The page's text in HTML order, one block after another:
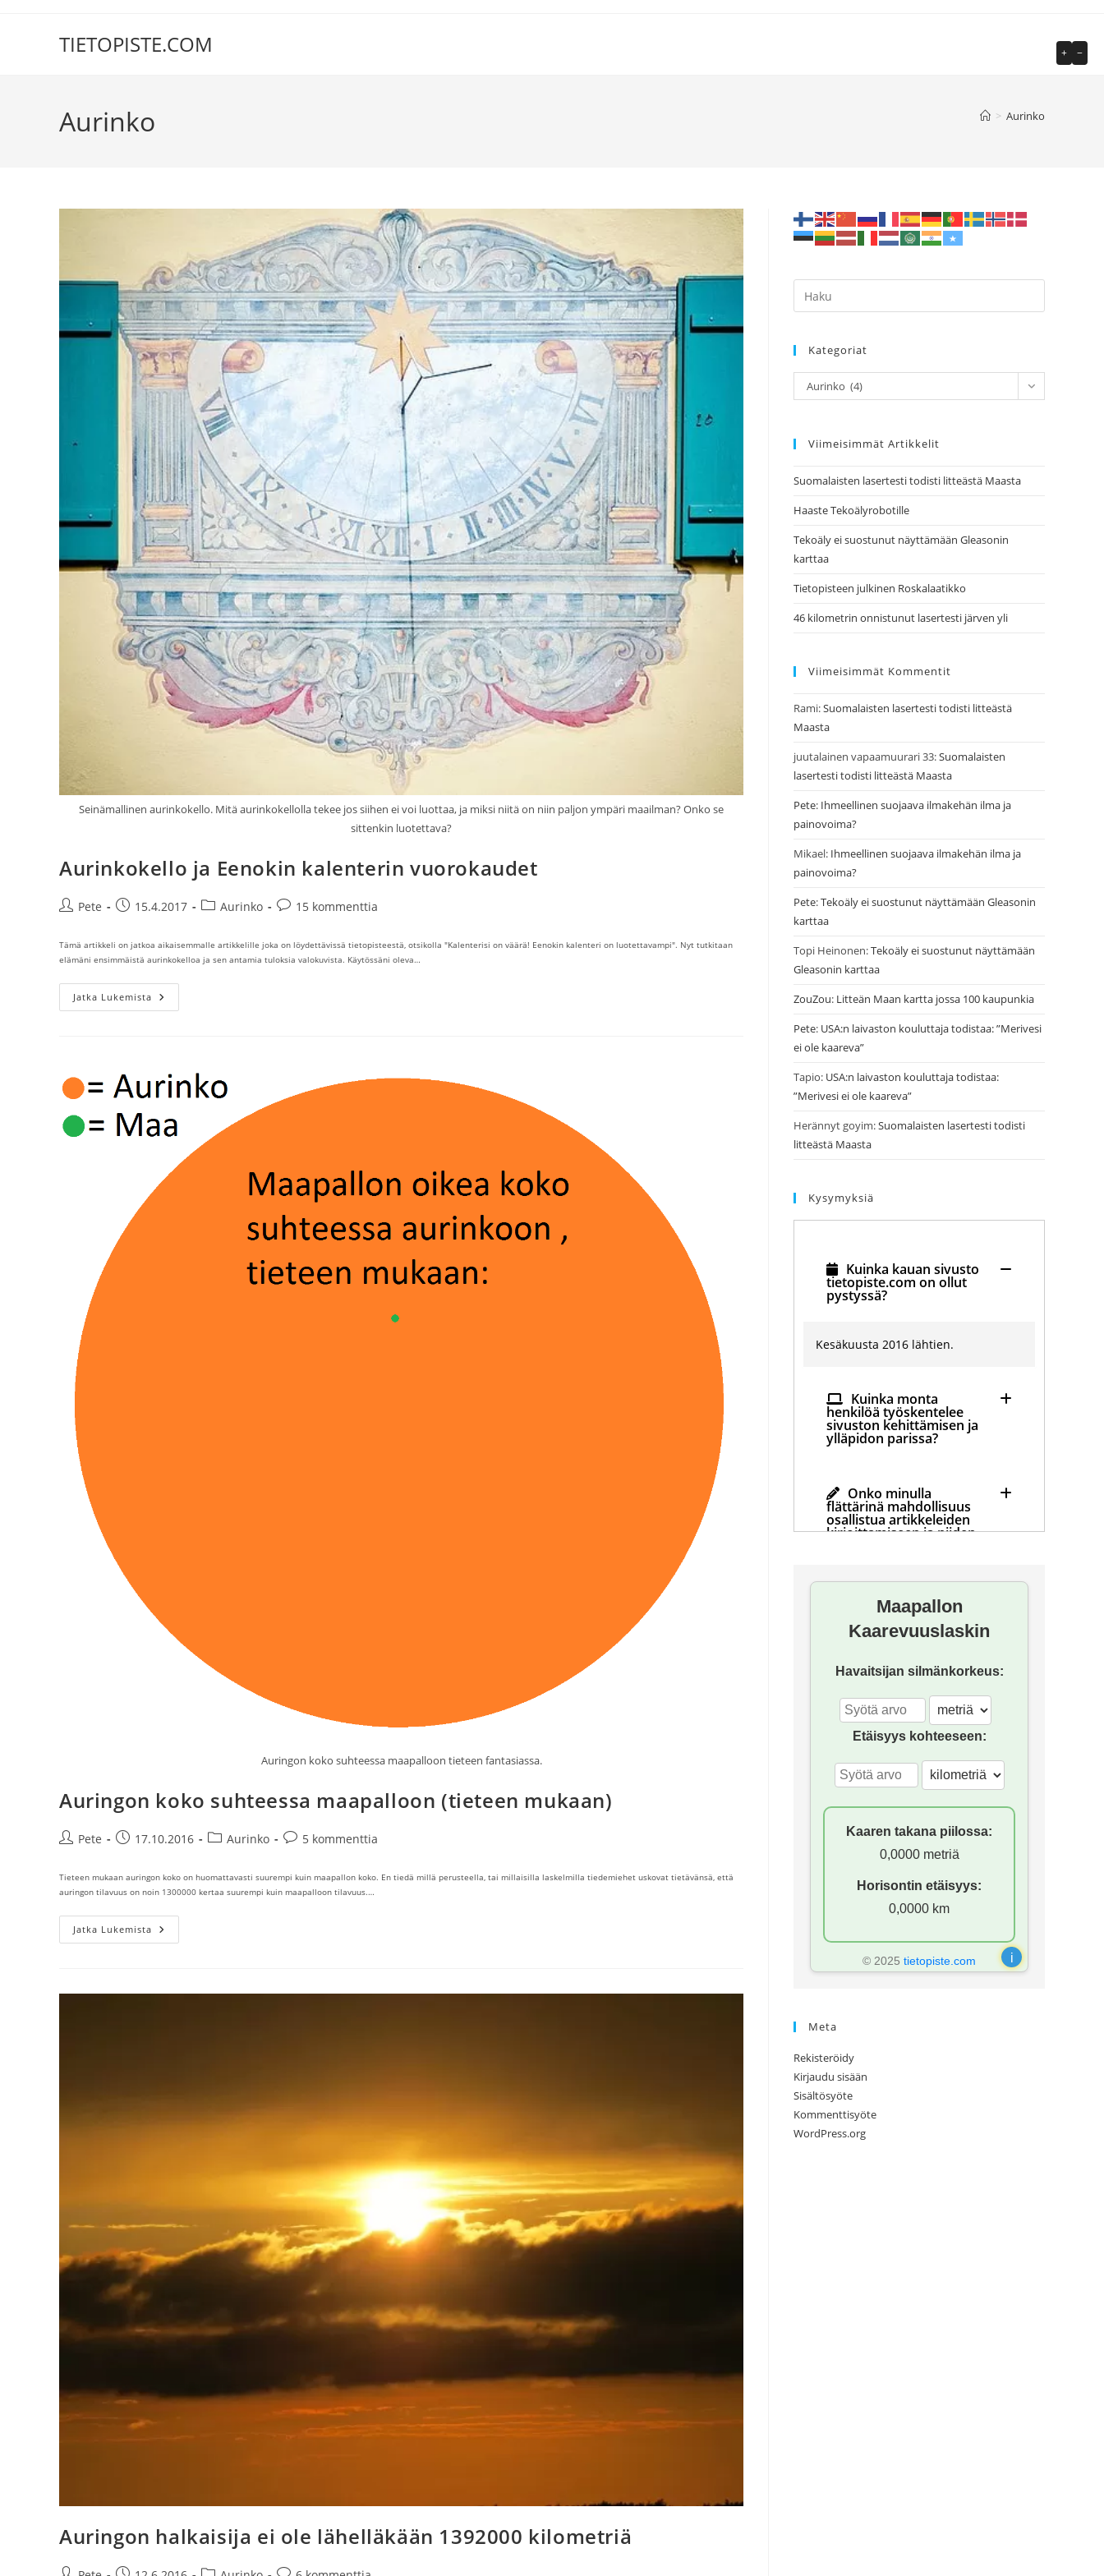
TIETOPISTE.COM
Aurinko > Aurinko
Seinämallinen aurinkokello. Mitä aurinkokellolla tekee jos siihen ei voi luottaa, ja miksi niitä on niin paljon ympäri maailman? Onko se
sittenkin luotettava?
Aurinkokello ja Eenokin kalenterin vuorokaudet
Artikkelin
Pete
Artikkeli
15.4.2017
Artikkelin
Aurinko
Artikkelin
15 kommenttia
Tämä artikkeli on jatkoa aikaisemmalle artikkelille joka on löydettävissä tietopisteestä, otsikolla "Kalenterisi on väärä! Eenokin kalenteri on luotettavampi". Nyt tutkitaan
elämäni ensimmäistä aurinkokelloa ja sen antamia tuloksia valokuvista. Käytössäni oleva…
Jatka Lukemista Aurinkokello
Ja
Auringon koko suhteessa maapalloon tieteen fantasiassa.
Auringon koko suhteessa maapalloon (tieteen mukaan)
Artikkelin
Pete
Artikkeli
17.10.2016
Artikkelin
Aurinko
Artikkelin
5 kommenttia
Tieteen mukaan auringon koko on huomattavasti suurempi kuin maapallon koko. En tiedä millä perusteella, tai millaisilla laskelmilla tiedemiehet uskovat tietävänsä, että
auringon tilavuus on noin 1300000 kertaa suurempi kuin maapalloon tilavuus.…
Jatka Lukemista Auringon
Koko
Auringon halkaisija ei ole lähelläkään 1392000 kilometriä
Kategoriat
Kategoriat
Aurinko (4)
Viimeisimmät Artikkelit
Suomalaisten lasertesti todisti litteästä Maasta
Haaste Tekoälyrobotille
Tekoäly ei suostunut näyttämään Gleasonin
karttaa
Tietopisteen julkinen Roskalaatikko
46 kilometrin onnistunut lasertesti järven yli
Viimeisimmät Kommentit
Rami:Suomalaisten lasertesti todisti litteästä
Maasta
juutalainen vapaamuurari 33:Suomalaisten
lasertesti todisti litteästä Maasta
Pete: Ihmeellinen suojaava ilmakehän ilma ja
painovoima?
Mikael: Ihmeellinen suojaava ilmakehän ilma ja
painovoima?
Pete:Tekoäly ei suostunut näyttämään Gleasonin
karttaa
Topi Heinonen:Tekoäly ei suostunut näyttämään
Gleasonin karttaa
ZouZou: Litteän Maan kartta jossa 100 kaupunkia
Pete: USA:n laivaston kouluttaja todistaa: ”Merivesi
ei ole kaareva”
Tapio: USA:n laivaston kouluttaja todistaa:
”Merivesi ei ole kaareva”
Herännyt goyim:Suomalaisten lasertesti todisti
litteästä Maasta
Kysymyksiä
Kuinka kauan sivusto
tietopiste.com on ollut
pystyssä?
Kesäkuusta 2016 lähtien.
Kuinka monta
henkilöä työskentelee
sivuston kehittämisen ja
ylläpidon parissa?
Onko minulla
flättärinä mahdollisuus
osallistua artikkeleiden
kirjoittamiseen ja niiden
Mihin hävisi foorumi?
Maapallon
Kaarevuuslaskin
Havaitsijan silmänkorkeus:
Etäisyys kohteeseen:
Kaaren takana piilossa:
0,0000 metriä
Horisontin etäisyys:
0,0000 km
i
© 2025 tietopiste.com
Meta
Rekisteröidy
Kirjaudu sisään
Sisältösyöte
Kommenttisyöte
WordPress.org
+ −